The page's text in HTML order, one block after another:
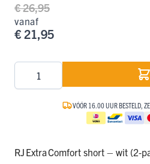
€ 26,95
vanaf
€ 21,95
VÓÓR 16.00 UUR BESTELD,
RJ Extra Comfort short – wit